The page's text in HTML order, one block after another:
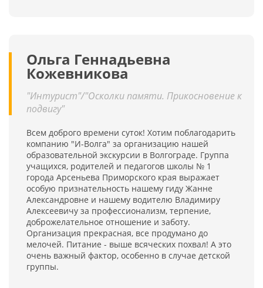
Ольга Геннадьевна
Кожевникова
"Интурист"/"Осколки памяти. Прикосновение к
подвигу"
Всем доброго времени суток! Хотим поблагодарить
компанию "И-Волга" за организацию нашей
образовательной экскурсии в Волгограде. Группа
учащихся, родителей и педагогов школы № 1
города Арсеньева Приморского края выражает
особую признательность нашему гиду Жанне
Александровне и нашему водителю Владимиру
Алексеевичу за профессионализм, терпение,
доброжелательное отношение и заботу.
Организация прекрасная, все продумано до
мелочей. Питание - выше всяческих похвал! А это
очень важный фактор, особенно в случае детской
группы.